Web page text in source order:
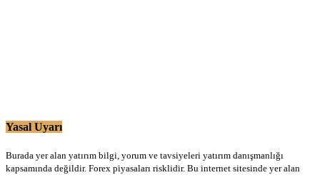
Yasal Uyarı
Burada yer alan yatırım bilgi, yorum ve tavsiyeleri yatırım danışmanlığı
kapsamında değildir. Forex piyasaları risklidir. Bu internet sitesinde yer alan